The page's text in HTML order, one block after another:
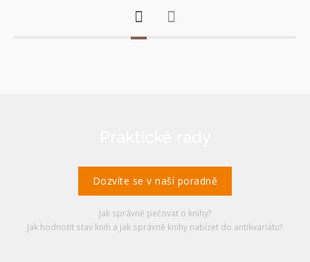
Dozvíte se v naší poradně
Jak správně pečovat o knihy?
Jak hodnotit stav knih a jak správně knihy nabízet do antikvariátu?